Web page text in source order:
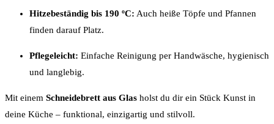
Hitzebeständig bis 190 ºC: Auch heiße Töpfe und Pfannen
finden darauf Platz.
Pflegeleicht: Einfache Reinigung per Handwäsche, hygienisch
und langlebig.
Mit einem Schneidebrett aus Glas holst du dir ein Stück Kunst in
deine Küche – funktional, einzigartig und stilvoll.